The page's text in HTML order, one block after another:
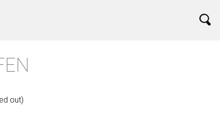
out)